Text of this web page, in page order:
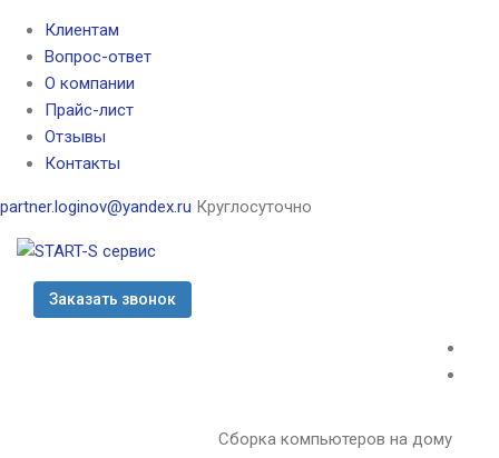
Клиентам
Вопрос-ответ
О компании
Прайс-лист
Отзывы
Контакты
partner.loginov@yandex.ru Круглосуточно
Заказать звонок
Сборка компьютеров на дому